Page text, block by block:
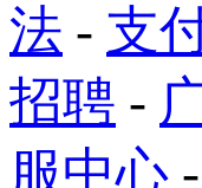
法 - 支
招聘 -
服中心 -